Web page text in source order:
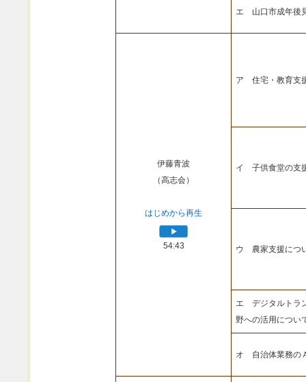
エ 山口市成年後
伊藤青波
（高志会）
はじめから再生
54:43
ア 住宅・教育支
イ 子供食堂の支
ウ 農家支援につ
エ デジタルトラ
野への活用につい
オ 自治体業務の